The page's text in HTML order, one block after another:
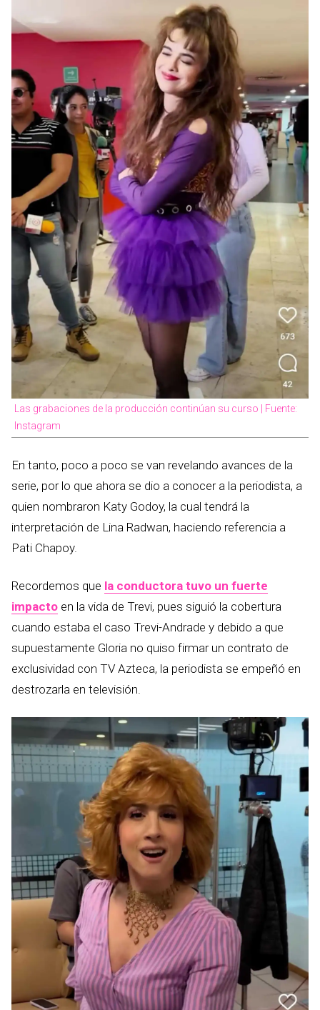
Las grabaciones de la producción continúan su curso | Fuente:
Instagram
En tanto, poco a poco se van revelando avances de la
serie, por lo que ahora se dio a conocer a la periodista, a
quien nombraron Katy Godoy, la cual tendrá la
interpretación de Lina Radwan, haciendo referencia a
Pati Chapoy.
Recordemos que la conductora tuvo un fuerte
impacto en la vida de Trevi, pues siguió la cobertura
cuando estaba el caso Trevi-Andrade y debido a que
supuestamente Gloria no quiso firmar un contrato de
exclusividad con TV Azteca, la periodista se empeñó en
destrozarla en televisión.